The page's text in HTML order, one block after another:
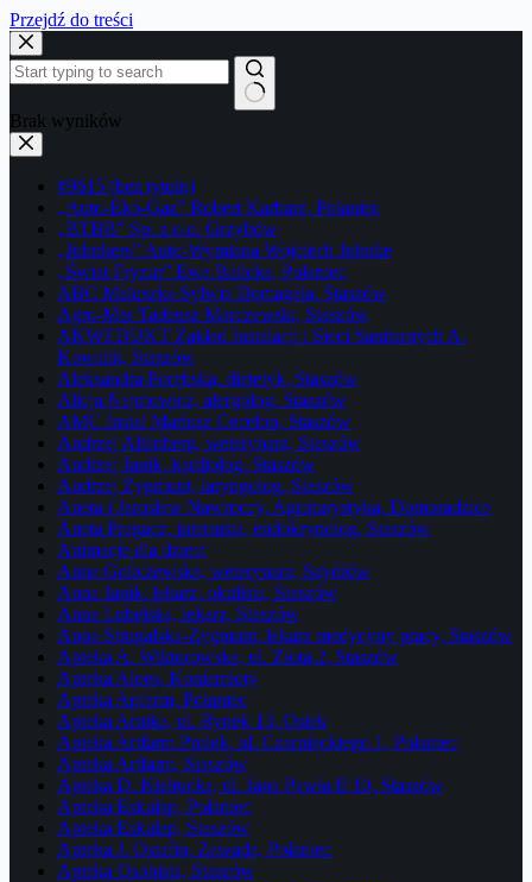
Przejdź do treści
Brak wyników
#9615 (bez tytułu)
„Auto-Eko-Gaz” Robert Karbarz, Połaniec
„BTBB” Sp. z o.o. Grzybów
„Juhnkers” Auto-Wymiana Wojciech Juhnke
„Świat Fryzur” Ewa Balicka, Połaniec
ABC Maluszka Sylwia Domagała, Staszów
Agro-Mar Tadeusz Marczewski, Staszów
AKWEDUKT Zakład Instalacji i Sieci Sanitarnych A.
Kowalik, Staszów
Aleksandra Porębska, dietetyk, Staszów
Alicja Najmowicz, alergolog, Staszów
AMC Instal Mariusz Cecelon, Staszów
Andrzej Altenberg, weterynarz, Staszów
Andrzej Janik, kardiolog, Staszów
Andrzej Zygmunt, laryngolog, Staszów
Aneta i Jarosław Nawroccy, Agroturystyka, Domoradzice
Aneta Pragacz, internista, endokrynolog, Staszów
Animacje dla dzieci
Anna Goliczewska, weterynarz, Szydłów
Anna Janik, lekarz, okulista, Staszów
Anna Lubelska, lekarz, Staszów
Anna Strugalska-Zygmunt, lekarz medycyny pracy, Staszów
Apteka A. Wiktorowska, ul. Złota 2, Staszów
Apteka Aloes, Koniemłoty
Apteka Apfarm, Połaniec
Apteka Arnika, ul. Rynek 13, Osiek
Apteka Artfarm Prolek, ul. Czarnieckiego 1, Połaniec
Apteka Artfarm, Staszów
Apteka D. Kiełtucka, ul. Jana Pawła II 10, Staszów
Apteka Eskulap, Połaniec
Apteka Eskulap, Staszów
Apteka J. Ostafin, Zawada, Połaniec
Apteka Osobista, Staszów